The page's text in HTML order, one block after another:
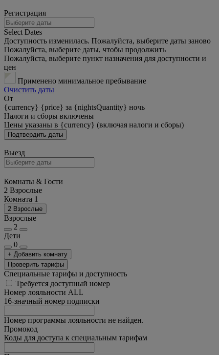
Регистрация
Select Dates
Доступность изменилась. Пожалуйста, выберите даты заново
Пожалуйста, выберите даты, чтобы продолжить
Пожалуйста, выберите пункт назначения для доступности и
цен
Применено минимальное пребывание
Очистить даты
От
{currency} {price} за {nightsQuantity} ночь
Налоги и сборы включены
Цены указаны в {currency} (включая налоги и сборы)
Подтвердить даты
Выезд
Комнаты & Гости
2 Взрослые
Комната 1
2 Взрослые
Взрослые
2
Дети
0
+ Добавить комнату
Проверить тарифы
Специальные тарифы и доступность
Требуется доступный номер
Номер лояльности ALL
16-значный номер подписки
Номер программы лояльности не найден.
Промокод
Коды для доступа к специальным тарифам